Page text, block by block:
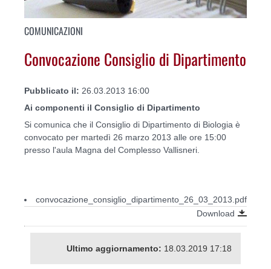
COMUNICAZIONI
Convocazione Consiglio di Dipartimento
Pubblicato il: 26.03.2013 16:00
Ai componenti il Consiglio di Dipartimento
Si comunica che il Consiglio di Dipartimento di Biologia è
convocato per martedì 26 marzo 2013 alle ore 15:00
presso l'aula Magna del Complesso Vallisneri.
convocazione_consiglio_dipartimento_26_03_2013.pdf
Download
Ultimo aggiornamento: 18.03.2019 17:18